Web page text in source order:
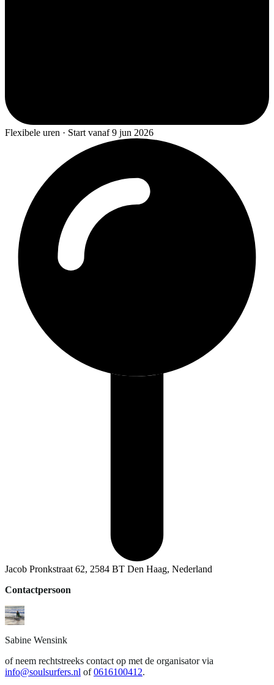
Flexibele uren · Start vanaf 9 jun 2026
Jacob Pronkstraat 62, 2584 BT Den Haag, Nederland
Contactpersoon
Sabine Wensink
of neem rechtstreeks contact op met de organisator via
info@soulsurfers.nl of 0616100412.